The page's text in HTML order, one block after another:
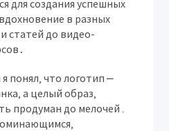
для создания успешных
в разных
статей до видео-
понял‚ что логотип ⎼
а целый образ‚
продуман до мелочей․